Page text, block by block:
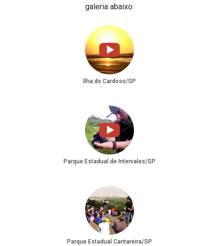
galeria abaixo:
Ilha do Cardoso/SP
Parque Estadual de Intervales/SP
Parque Estadual Cantareira/SP